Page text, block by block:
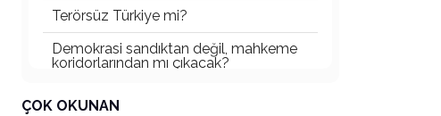
Terörsüz Türkiye mi?
Demokrasi sandıktan değil, mahkeme
koridorlarından mı çıkacak?
Gazetecinin kaderi!..
ÇOK OKUNAN